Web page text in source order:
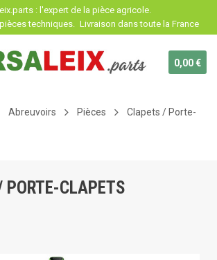
: l'expert de la pièce agricole.
techniques. Livraison dans toute la France
0,00 €
Abreuvoirs Pièces Clapets / Porte-
CLAPETS
cookies